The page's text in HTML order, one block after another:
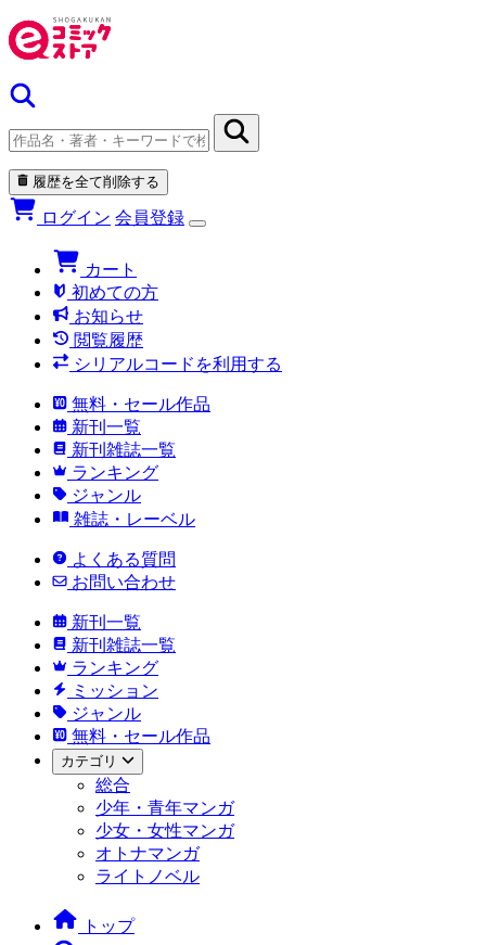
履歴を全て削除する
ログイン 会員登録
カート
初めての方
お知らせ
閲覧履歴
シリアルコードを利用する
無料・セール作品
新刊一覧
新刊雑誌一覧
ランキング
ジャンル
雑誌・レーベル
よくある質問
お問い合わせ
新刊一覧
新刊雑誌一覧
ランキング
ミッション
ジャンル
無料・セール作品
カテゴリ
総合
少年・青年マンガ
少女・女性マンガ
オトナマンガ
ライトノベル
トップ